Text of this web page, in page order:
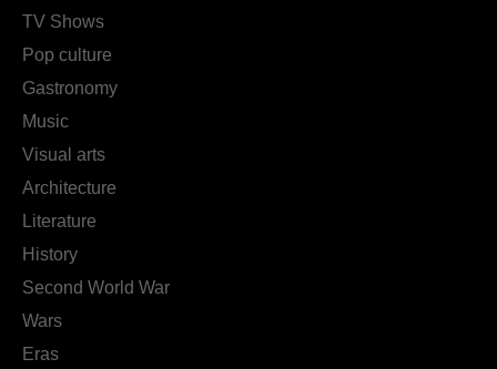
TV Shows
Pop culture
Gastronomy
Music
Visual arts
Architecture
Literature
History
Second World War
Wars
Eras